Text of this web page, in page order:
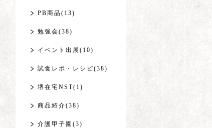
PB商品(13)
勉強会(38)
イベント出展(10)
試食レポ・レシピ(38)
堺在宅NST(1)
商品紹介(38)
介護甲子園(3)